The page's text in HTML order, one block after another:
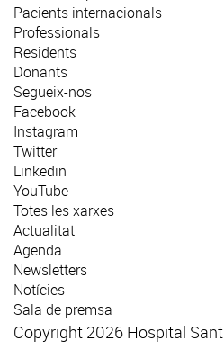
Pacients internacionals
Professionals
Residents
Donants
Segueix-nos
Facebook
Instagram
Twitter
Linkedin
YouTube
Totes les xarxes
Actualitat
Agenda
Newsletters
Notícies
Sala de premsa
Copyright 2026 Hospital